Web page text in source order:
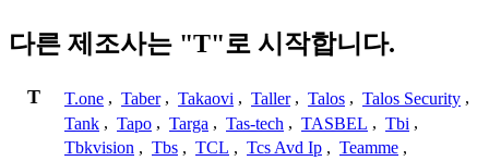
다른 제조사는 "T"로 시작합니다.
T T.one , Taber , Takaovi , Taller , Talos , Talos Security ,
Tank , Tapo , Targa , Tas-tech , TASBEL , Tbi ,
Tbkvision , Tbs , TCL , Tcs Avd Ip , Teamme ,